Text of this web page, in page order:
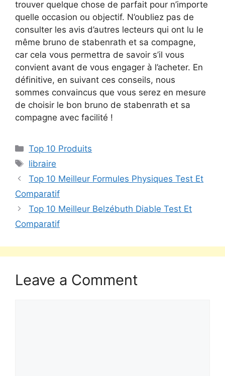
trouver quelque chose de parfait pour n’importe
quelle occasion ou objectif. N’oubliez pas de
consulter les avis d’autres lecteurs qui ont lu le
même bruno de stabenrath et sa compagne,
car cela vous permettra de savoir s’il vous
convient avant de vous engager à l’acheter. En
définitive, en suivant ces conseils, nous
sommes convaincus que vous serez en mesure
de choisir le bon bruno de stabenrath et sa
compagne avec facilité !
Top 10 Produits
libraire
Top 10 Meilleur Formules Physiques Test Et
Comparatif
Top 10 Meilleur Belzébuth Diable Test Et
Comparatif
Leave a Comment